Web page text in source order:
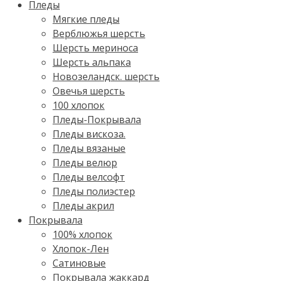
Пледы
Мягкие пледы
Верблюжья шерсть
Шерсть мериноса
Шерсть альпака
Новозеландск. шерсть
Овечья шерсть
100 хлопок
Пледы-Покрывала
Пледы вискоза.
Пледы вязаные
Пледы велюр
Пледы велсофт
Пледы полиэстер
Пледы акрил
Покрывала
100% хлопок
Хлопок-Лен
Сатиновые
Покрывала жаккард